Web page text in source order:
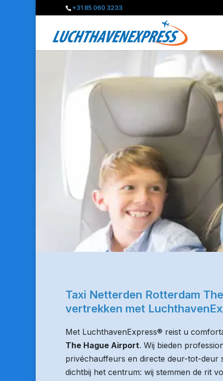
+31 85 060 3233
Taxi Netterden Rotterdam
vertrekken met
Met LuchthavenExpress® reist u
The Hague Airport. Wij bieden
privéchauffeurs en directe deur-tot-
dichtbij het centrum: wij stemmen de rit